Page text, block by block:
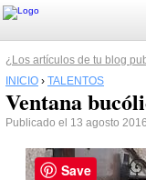
¿Los artículos de tu blog
INICIO › TALENTOS
Ventana
Publicado el 13 agosto
Save